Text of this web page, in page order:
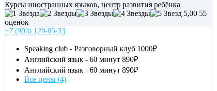
Курсы иностранных языков, центр развития ребёнка
5,00 55
оценок
+7 (903) 129-85-33
Speaking club - Разговорный клуб 1000₽
Английский язык - 60 минут 890₽
Английский язык - 60 минут 890₽
Все цены (4)